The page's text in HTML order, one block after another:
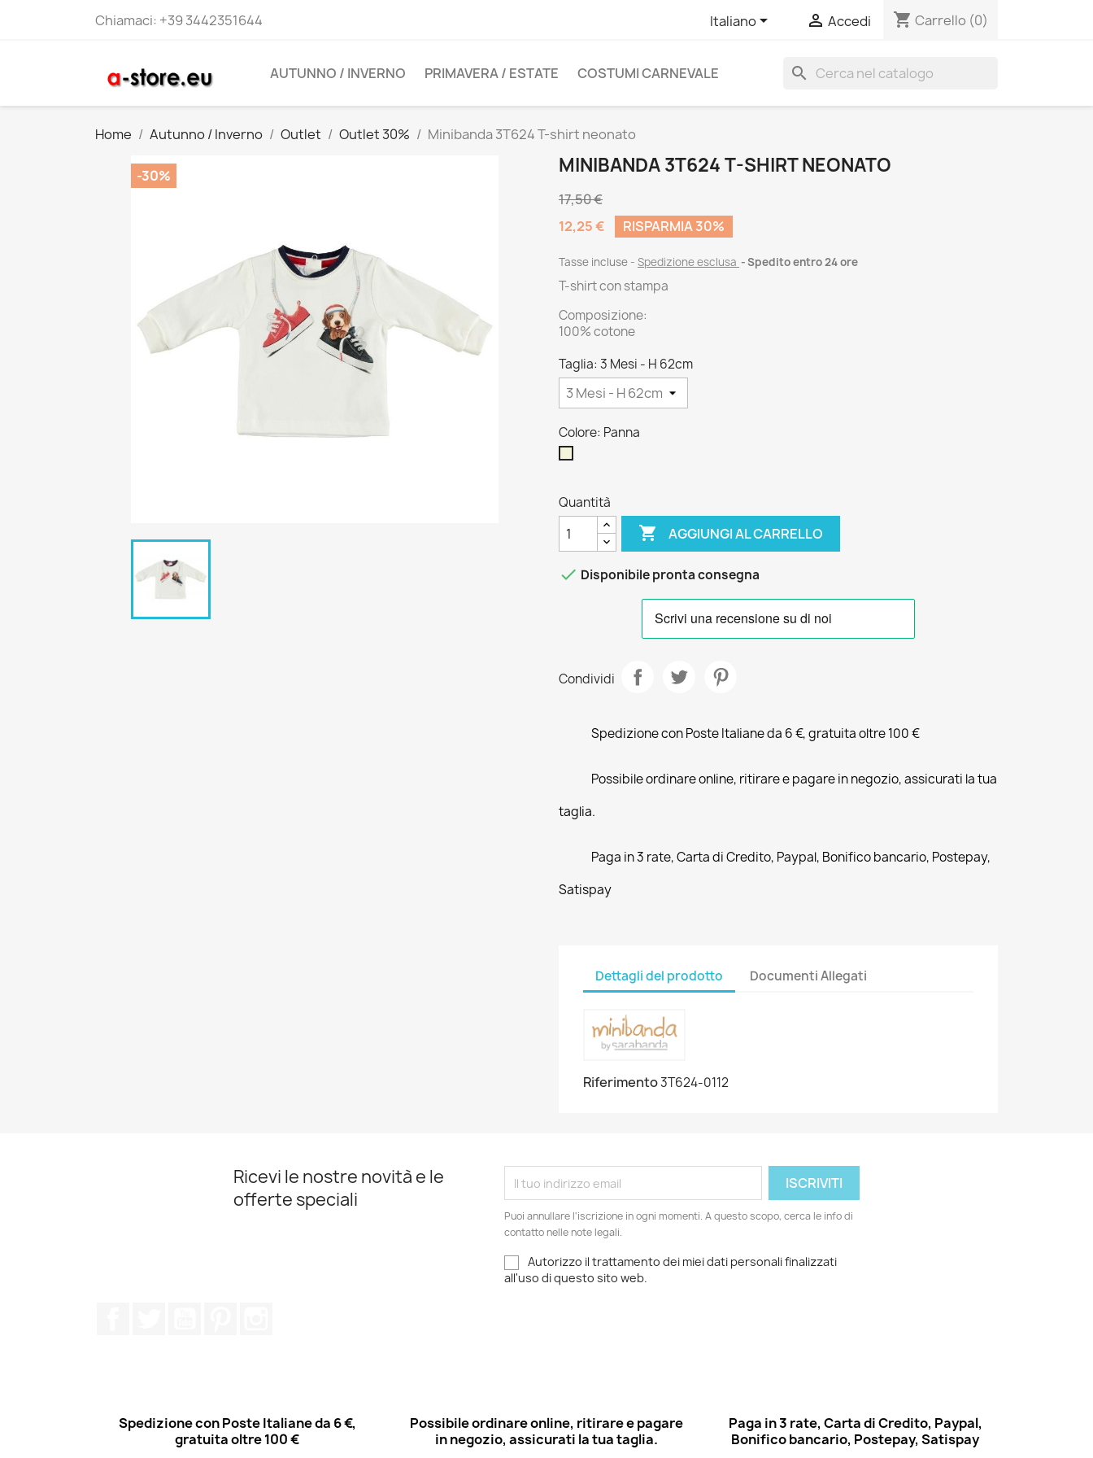
Chiamaci: +39 3442351644 Italiano  Accedi shopping_cart Carrello (0)
AUTUNNO / INVERNO PRIMAVERA / ESTATE COSTUMI CARNEVALE search
Home Autunno / Inverno Outlet Outlet 30% Minibanda 3T624 T-shirt neonato
-30% MINIBANDA 3T624 T-SHIRT NEONATO
17,50 €
12,25 €
RISPARMIA 30%
Tasse incluse Spedizione esclusa Spedito entro 24 ore
T-shirt con stampa
Composizione:
100% cotone
Taglia: 3 Mesi - H 62cm
Colore: Panna
Quantità
 AGGIUNGI AL CARRELLO
 Disponibile pronta consegna
Condividi
Spedizione con Poste Italiane da 6 €, gratuita oltre 100 €
Possibile ordinare online, ritirare e pagare in negozio, assicurati la tua
taglia.
Paga in 3 rate, Carta di Credito, Paypal, Bonifico bancario, Postepay,
Satispay
Dettagli del prodotto Documenti Allegati
Riferimento3T624-0112
Ricevi le nostre novità e le
offerte speciali
Puoi annullare l'iscrizione in ogni momenti. A questo scopo, cerca le info di
contatto nelle note legali.
Autorizzo il trattamento dei miei dati personali finalizzati
all'uso di questo sito web.
Spedizione con Poste Italiane da 6 €,
gratuita oltre 100 €
Possibile ordinare online, ritirare e pagare
in negozio, assicurati la tua taglia.
Paga in 3 rate, Carta di Credito, Paypal,
Bonifico bancario, Postepay, Satispay